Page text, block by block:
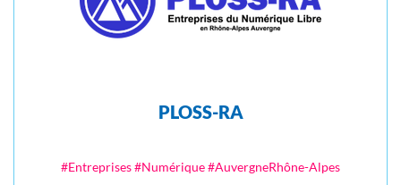
PLOSS-RA
#Entreprises #Numérique #AuvergneRhône-Alpes